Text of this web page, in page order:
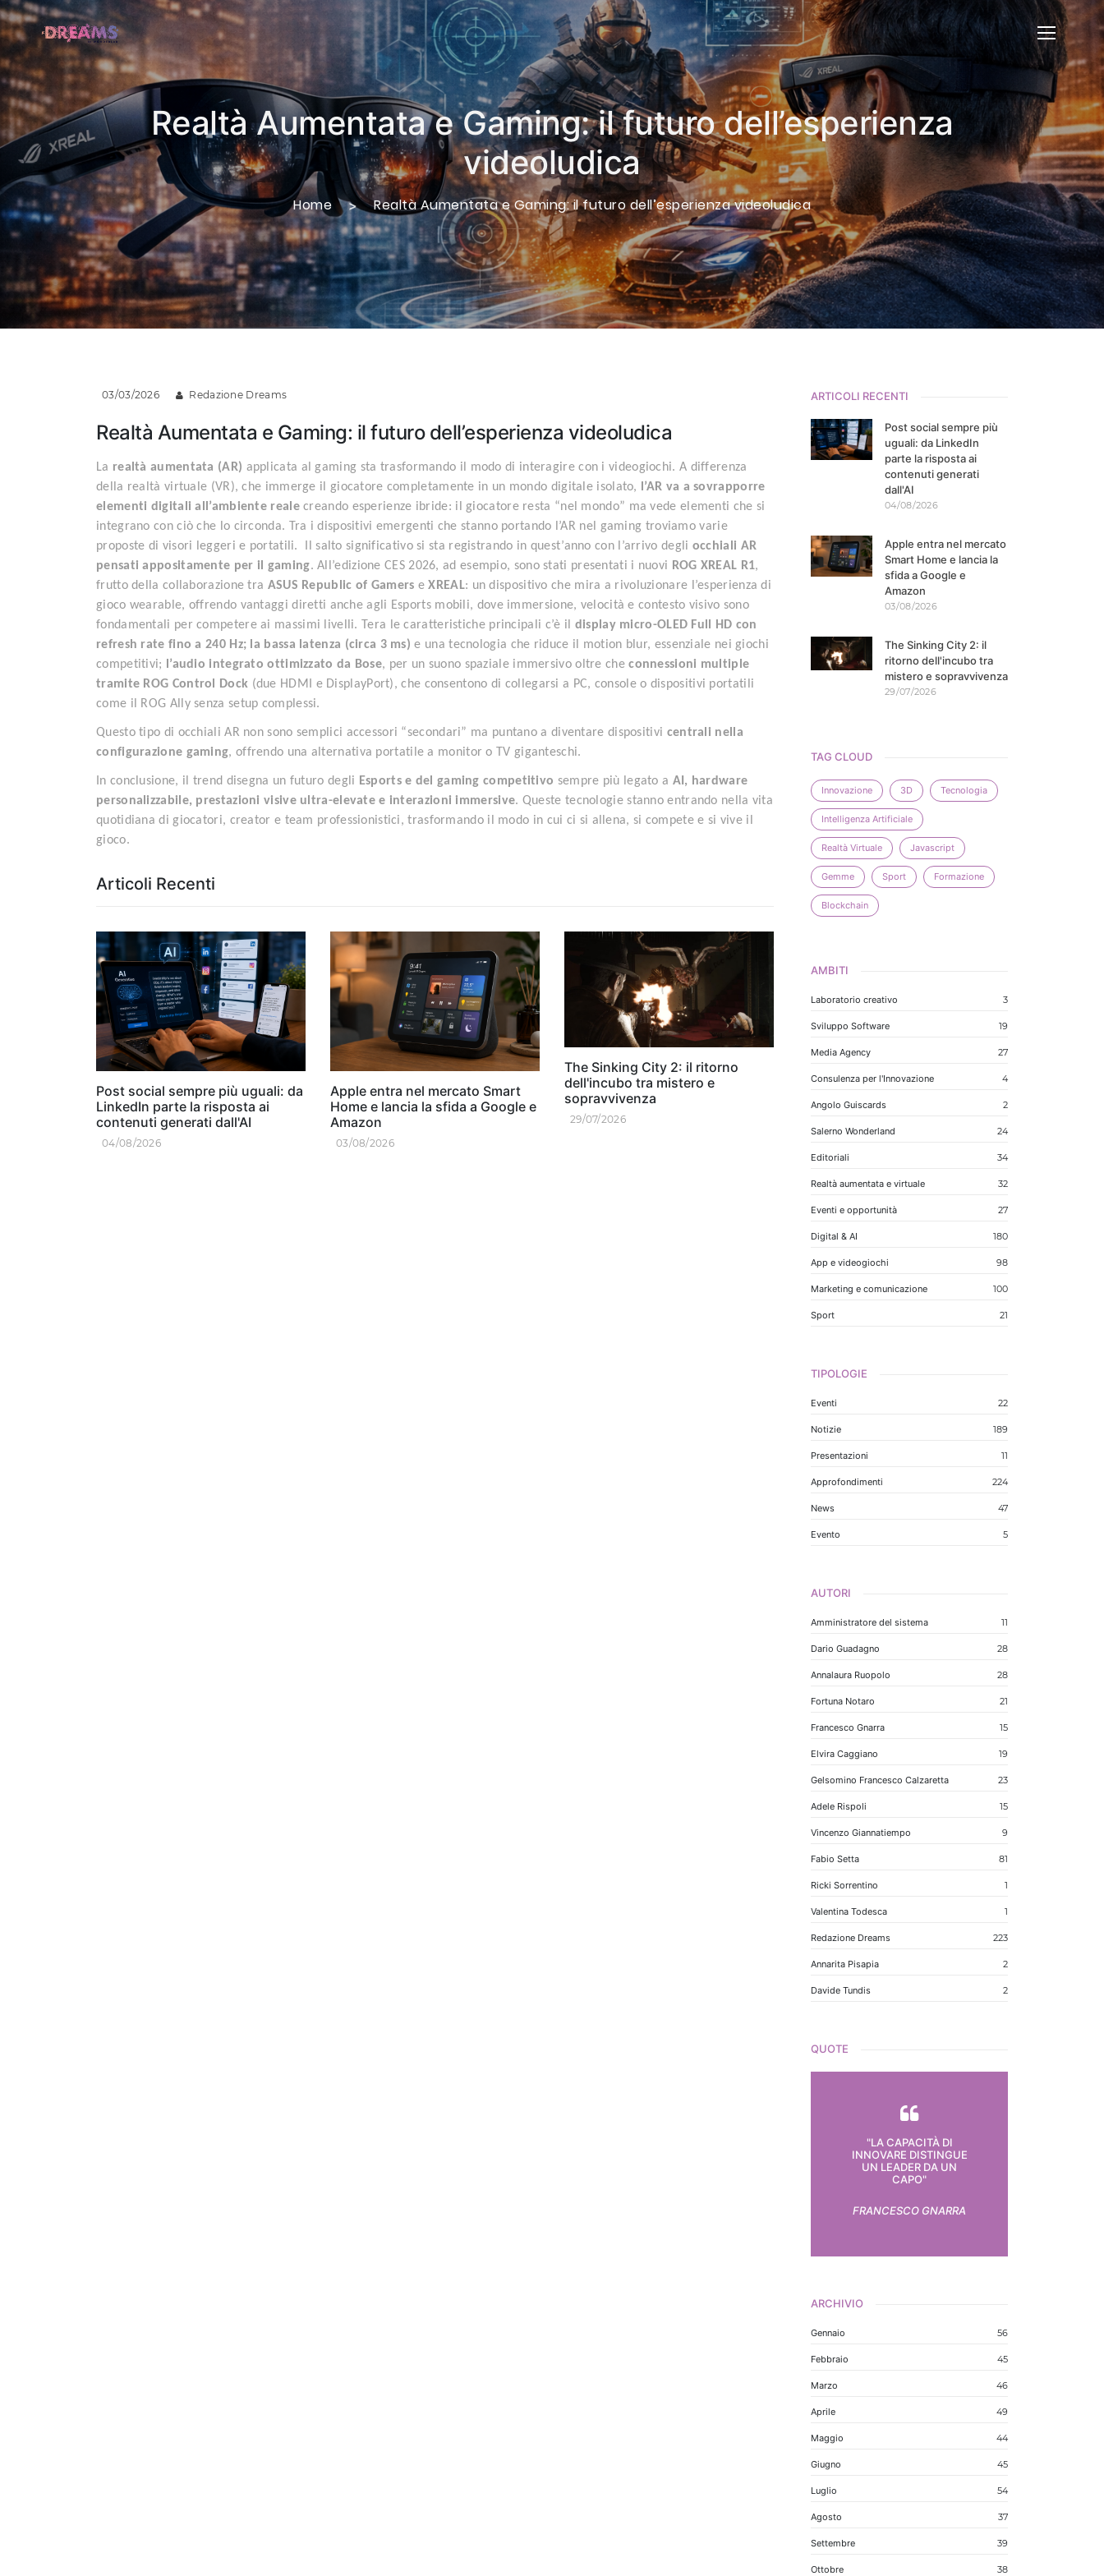
Realtà Aumentata e Gaming: il futuro dell’esperienza
videoludica
Home Realtà Aumentata e Gaming: il futuro dell’esperienza videoludica
03/03/2026 Redazione Dreams
Realtà Aumentata e Gaming: il futuro dell’esperienza videoludica
La realtà aumentata (AR) applicata al gaming sta trasformando il modo di interagire con i videogiochi. A differenza
della realtà virtuale (VR), che immerge il giocatore completamente in un mondo digitale isolato,
l’AR va a sovrapporre
elementi digitali all’ambiente realecreando esperienze ibride: il giocatore resta “nel mondo” ma vede elementi che si
integrano con ciò che lo circonda. Tra i dispositivi emergenti che stanno portando l’AR nel gaming troviamo varie
proposte di visori leggeri e portatili. Il salto significativo si sta registrando in quest’anno con l’arrivo degli occhiali AR
pensati appositamente per il gaming. All’edizione CES 2026, ad esempio, sono stati presentati i nuovi ROG XREAL R1,
frutto della collaborazione tra ASUS Republic of Gamers eXREAL: un dispositivo che mira a rivoluzionare l’esperienza di
gioco wearable, offrendo vantaggi diretti anche agli Esports mobili, dove immersione, velocità e contesto visivo sono
fondamentali per competere ai massimi livelli. Tera le caratteristiche principali c’è il display micro-OLED Full HD con
refresh rate fino a 240 Hz; la bassa latenza (circa 3 ms) e una tecnologia che riduce il motion blur, essenziale nei giochi
competitivi;
l’audio integrato ottimizzato da Bose, per un suono spaziale immersivo oltre checonnessioni multiple
tramite ROG Control Dock (due HDMI e DisplayPort), che consentono di collegarsi a PC, console o dispositivi portatili
come il ROG Ally senza setup complessi.
Questo tipo di occhiali AR non sono semplici accessori “secondari” ma puntano a diventare dispositivi centrali nella
configurazione gaming, offrendo una alternativa portatile a monitor o TV giganteschi.
In conclusione, il trend disegna un futuro degli Esports e del gaming competitivo sempre più legato a AI, hardware
personalizzabile, prestazioni visive ultra-elevate e interazioni immersive. Queste tecnologie stanno entrando nella vita
quotidiana di giocatori, creator e team professionistici, trasformando il modo in cui ci si allena, si compete e si vive il
gioco.
Articoli Recenti
Post social sempre più uguali: da
LinkedIn parte la risposta ai
contenuti generati dall'AI
04/08/2026
Apple entra nel mercato Smart
Home e lancia la sfida a Google e
Amazon
03/08/2026
The Sinking City 2: il ritorno
dell'incubo tra mistero e
sopravvivenza
29/07/2026
ARTICOLI RECENTI
Post social sempre più
uguali: da LinkedIn
parte la risposta ai
contenuti generati
dall'AI
04/08/2026
Apple entra nel mercato
Smart Home e lancia la
sfida a Google e
Amazon
03/08/2026
The Sinking City 2: il
ritorno dell'incubo tra
mistero e sopravvivenza
29/07/2026
TAG CLOUD
Innovazione 3D Tecnologia
Intelligenza Artificiale
Realtà Virtuale Javascript
Gemme Sport Formazione
Blockchain
AMBITI
Laboratorio creativo 3
Sviluppo Software 19
Media Agency 27
Consulenza per l'Innovazione 4
Angolo Guiscards 2
Salerno Wonderland 24
Editoriali 34
Realtà aumentata e virtuale 32
Eventi e opportunità 27
Digital & AI 180
App e videogiochi 98
Marketing e comunicazione 100
Sport 21
TIPOLOGIE
Eventi 22
Notizie 189
Presentazioni 11
Approfondimenti 224
News 47
Evento 5
AUTORI
Amministratore del sistema 11
Dario Guadagno 28
Annalaura Ruopolo 28
Fortuna Notaro 21
Francesco Gnarra 15
Elvira Caggiano 19
Gelsomino Francesco Calzaretta 23
Adele Rispoli 15
Vincenzo Giannatiempo 9
Fabio Setta 81
Ricki Sorrentino 1
Valentina Todesca 1
Redazione Dreams 223
Annarita Pisapia 2
Davide Tundis 2
QUOTE
"LA CAPACITÀ DI
INNOVARE DISTINGUE
UN LEADER DA UN
CAPO"
FRANCESCO GNARRA
ARCHIVIO
Gennaio 56
Febbraio 45
Marzo 46
Aprile 49
Maggio 44
Giugno 45
Luglio 54
Agosto 37
Settembre 39
Ottobre 38